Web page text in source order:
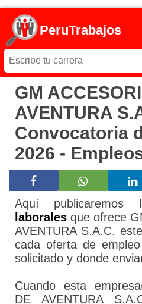
PeruTrabajos
GM
AVENTURA
Convocatoria
2026 -
Aquí publicaremos
laborales que ofrece
AVENTURA S.A.C.
cada oferta de
solicitado y donde
Cuando esta
DE AVENTURA